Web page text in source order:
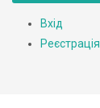
Вхід
Реєстрація